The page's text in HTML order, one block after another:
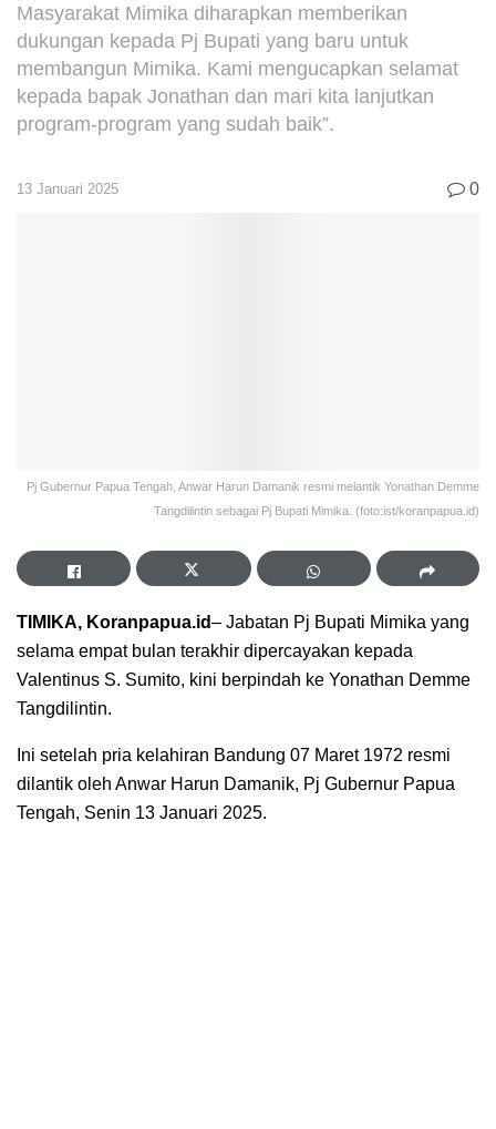
Masyarakat Mimika diharapkan memberikan
dukungan kepada Pj Bupati yang baru untuk
membangun Mimika. Kami mengucapkan selamat
kepada bapak Jonathan dan mari kita lanjutkan
program-program yang sudah baik”.
13 Januari 2025 0
Pj Gubernur Papua Tengah, Anwar Harun Damanik resmi melantik Yonathan Demme
Tangdilintin sebagai Pj Bupati Mimika. (foto:ist/koranpapua.id)
TIMIKA, Koranpapua.id– Jabatan Pj Bupati Mimika yang
selama empat bulan terakhir dipercayakan kepada
Valentinus S. Sumito, kini berpindah ke Yonathan Demme
Tangdilintin.
Ini setelah pria kelahiran Bandung 07 Maret 1972 resmi
dilantik oleh Anwar Harun Damanik, Pj Gubernur Papua
Tengah, Senin 13 Januari 2025.